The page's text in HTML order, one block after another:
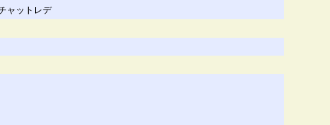
ャットレデ